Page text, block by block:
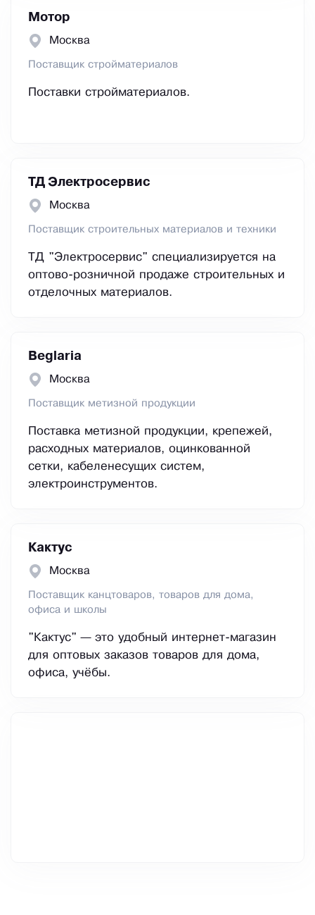
Мотор
Москва
Поставщик стройматериалов
Поставки стройматериалов.
ТД Электросервис
Москва
Поставщик строительных материалов и техники
ТД "Электросервис" специализируется на
оптово-розничной продаже строительных и
отделочных материалов.
Beglaria
Москва
Поставщик метизной продукции
Поставка метизной продукции, крепежей,
расходных материалов, оцинкованной
сетки, кабеленесущих систем,
электроинструментов.
Кактус
Москва
Поставщик канцтоваров, товаров для дома,
офиса и школы
"Кактус" — это удобный интернет-магазин
для оптовых заказов товаров для дома,
офиса, учёбы.